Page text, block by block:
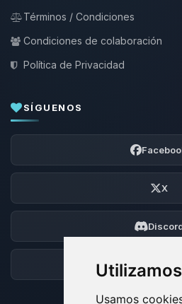
Usamos
Términos / Condiciones
Condiciones de colaboración
Política de Privacidad
SÍGUENOS
X
Foro